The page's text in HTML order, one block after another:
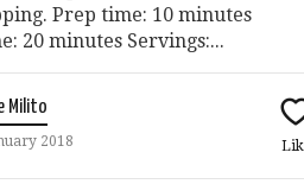
Prep time: 10 minutes
20 minutes Servings:...
Milito
2018